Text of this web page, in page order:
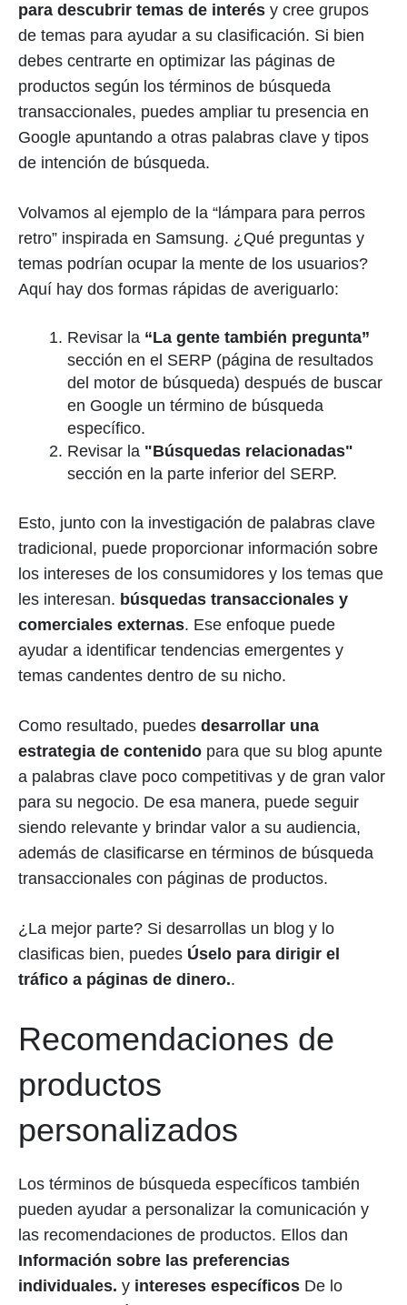
para descubrir temas de interés y cree grupos
de temas para ayudar a su clasificación. Si bien
debes centrarte en optimizar las páginas de
productos según los términos de búsqueda
transaccionales, puedes ampliar tu presencia en
Google apuntando a otras palabras clave y tipos
de intención de búsqueda.
Volvamos al ejemplo de la “lámpara para perros
retro” inspirada en Samsung. ¿Qué preguntas y
temas podrían ocupar la mente de los usuarios?
Aquí hay dos formas rápidas de averiguarlo:
Revisar la “La gente también pregunta”
sección en el SERP (página de resultados
del motor de búsqueda) después de buscar
en Google un término de búsqueda
específico.
Revisar la "Búsquedas relacionadas"
sección en la parte inferior del SERP.
Esto, junto con la investigación de palabras clave
tradicional, puede proporcionar información sobre
los intereses de los consumidores y los temas que
les interesan. búsquedas transaccionales y
comerciales externas. Ese enfoque puede
ayudar a identificar tendencias emergentes y
temas candentes dentro de su nicho.
Como resultado, puedes desarrollar una
estrategia de contenido para que su blog apunte
a palabras clave poco competitivas y de gran valor
para su negocio. De esa manera, puede seguir
siendo relevante y brindar valor a su audiencia,
además de clasificarse en términos de búsqueda
transaccionales con páginas de productos.
¿La mejor parte? Si desarrollas un blog y lo
clasificas bien, puedes Úselo para dirigir el
tráfico a páginas de dinero..
Recomendaciones de
productos
personalizados
Los términos de búsqueda específicos también
pueden ayudar a personalizar la comunicación y
las recomendaciones de productos. Ellos dan
Información sobre las preferencias
individuales. y intereses específicos De lo